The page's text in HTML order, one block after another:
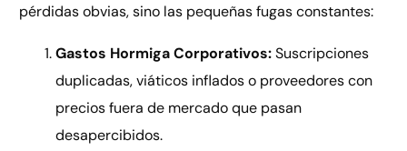
pérdidas obvias, sino las pequeñas fugas constantes:
Gastos Hormiga Corporativos:Suscripciones
duplicadas, viáticos inflados o proveedores con
precios fuera de mercado que pasan
desapercibidos.